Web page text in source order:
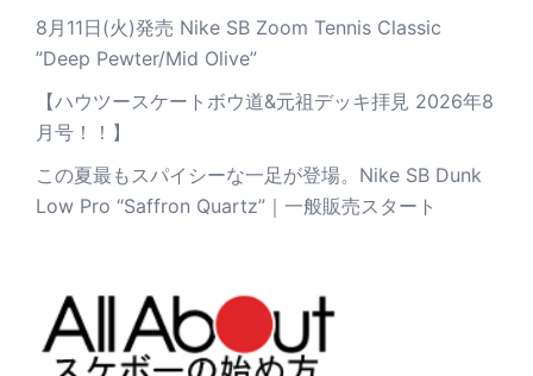
8月11日(火)発売 Nike SB Zoom Tennis Classic
”Deep Pewter/Mid Olive”
【ハウツースケートボウ道&元祖デッキ拝見 2026年8
月号！！】
この夏最もスパイシーな一足が登場。Nike SB Dunk
Low Pro “Saffron Quartz”｜一般販売スタート